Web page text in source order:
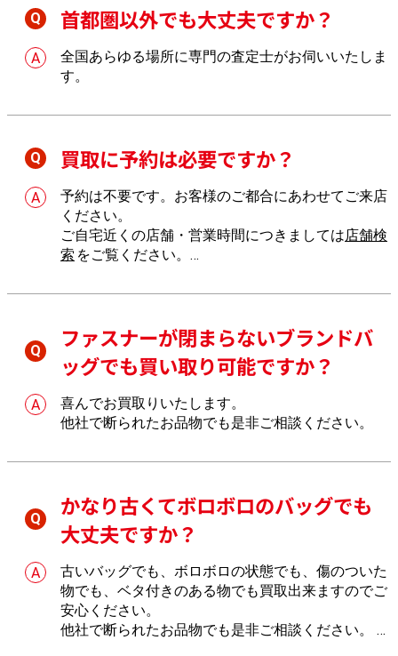
首都圏以外でも大丈夫ですか？
全国あらゆる場所に専門の査定士がお伺いいたしま
す。
買取に予約は必要ですか？
予約は不要です。お客様のご都合にあわせてご来店
ください。
ご自宅近くの店舗・営業時間につきましては店舗検
索 をご覧ください。
いただけます。
ファスナーが閉まらないブランドバ
ッグでも買い取り可能ですか？
喜んでお買取りいたします。
他社で断られたお品物でも是非ご相談ください。
かなり古くてボロボロのバッグでも
大丈夫ですか？
古いバッグでも、ボロボロの状態でも、傷のついた
物でも、ベタ付きのある物でも買取出来ますのでご
安心ください。
他社で断られたお品物でも是非ご相談ください。
し